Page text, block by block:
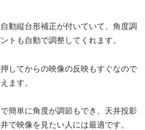
動縦台形補正が付いていて、角度調
トも自動で調整してくれます。
してからの映像の反映もすぐなので
ます。
簡単に角度が調節もでき、天井投影
で映像を見たい人には最適です。